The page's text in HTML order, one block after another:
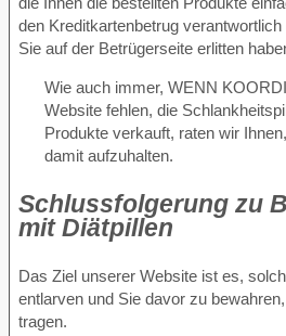
den Kreditkartenbetrug
Sie auf der Betrügerseite erlitten
Wie auch immer, WENN
Website fehlen, die
Produkte verkauft, raten wir
damit aufzuhalten.
Schlussfolgerung zu
mit Diätpillen
Das Ziel unserer Website ist es,
entlarven und Sie davor zu
tragen.